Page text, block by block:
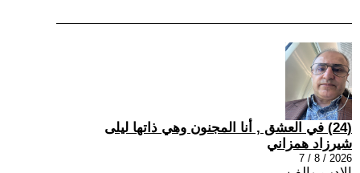
(24) في العشق , أنا المجنون وهي ذاتها ليلى
شيرزاد همزاني
2026 / 8 / 7